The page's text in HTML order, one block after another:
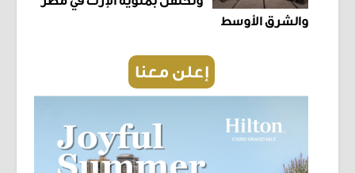
والشرق الأوسط
إعلن معنا